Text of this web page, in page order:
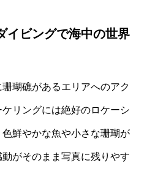
イビングで海中の世界
瑚礁があるエリアへのアク
リングには絶好のロケーシ
鮮やかな魚や小さな珊瑚が
がそのまま写真に残りやす